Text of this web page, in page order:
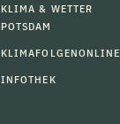
KLIMA & WETTER
POTSDAM
KLIMAFOLGENONLINE
INFOTHEK